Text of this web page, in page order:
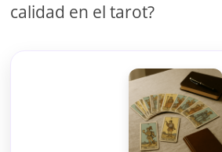
calidad en el tarot?